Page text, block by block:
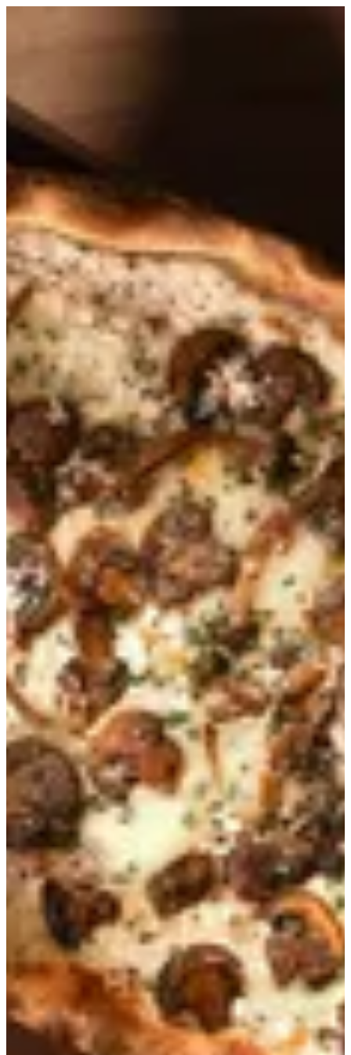
EN
تسجيل الدخول
EN
بيتزاريا
الأكثر مبيعا
تجمع
بانيني
سلطة
المقبلات
آلأطباق الجانبية
بيتزاريا
الباستا
الريزوتو
دولتشي
المشروبات
بيتزاريا
بيتزا الا بيبيه
ذا مارغ
حلومي تريو تشيز